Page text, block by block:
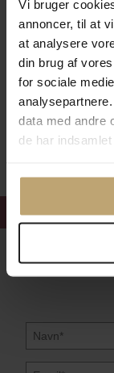
Vi bruger
annoncer, til at
at analysere
din brug af
for sociale
data med andre
de har
Sikker Og